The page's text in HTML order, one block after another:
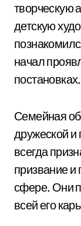
творческую
детскую
начал
постановках.
Семейная
дружеской
всегда
призвание и
сфере. Они
всей его